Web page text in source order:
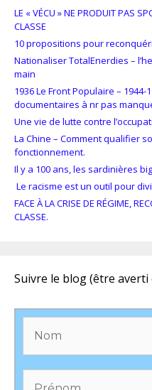
LE « VÉCU » NE PRODUIT PAS
CLASSE
10 propositions pour
Nationaliser TotalEnerdies –
main
1936 Le Front Populaire –
documentaires à nr pas
Une vie de lutte contre
La Chine – Comment qualifier
fonctionnement.
Il y a 100 ans, les sardinières
Le racisme est un outil pour
FACE À LA CRISE DE RÉGIME,
CLASSE.
Suivre le blog (être averti